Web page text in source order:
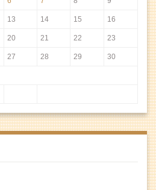
13 14 15 16
20 21 22 23
27 28 29 30